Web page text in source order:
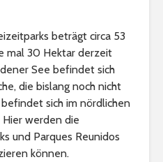
beträgt circa 53
mal 30 Hektar derzeit
See befindet sich
die bislang noch nicht
sich im nördlichen
Hier werden die
und Parques Reunidos
können.